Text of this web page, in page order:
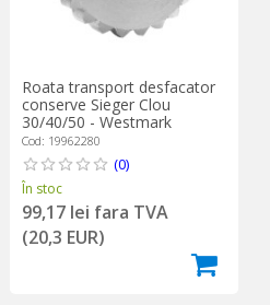
Roata transport desfacator
conserve Sieger Clou
30/40/50 - Westmark
Cod: 19962280
(0)
În stoc
99,17 lei fara TVA
(20,3 EUR)